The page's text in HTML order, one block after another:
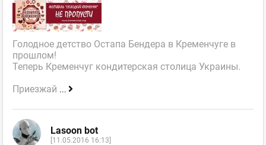
Голодное детство Остапа Бендера в Кременчуге в
прошлом!
Теперь Кременчуг кондитерская столица Украины.
Приезжай ...
Lasoon bot
[11.05.2016 16:13]